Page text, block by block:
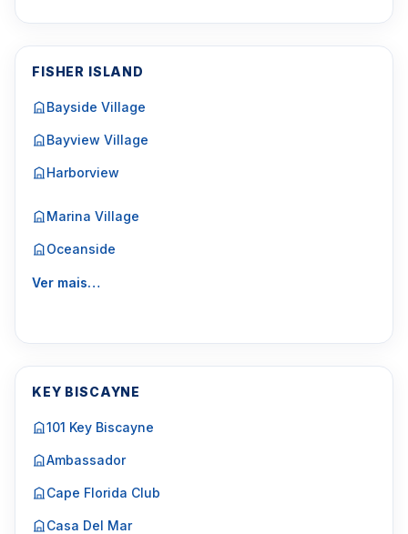
FISHER ISLAND
Bayside Village
Bayview Village
Harborview
Marina Village
Oceanside
Ver mais…
KEY BISCAYNE
101 Key Biscayne
Ambassador
Cape Florida Club
Casa Del Mar